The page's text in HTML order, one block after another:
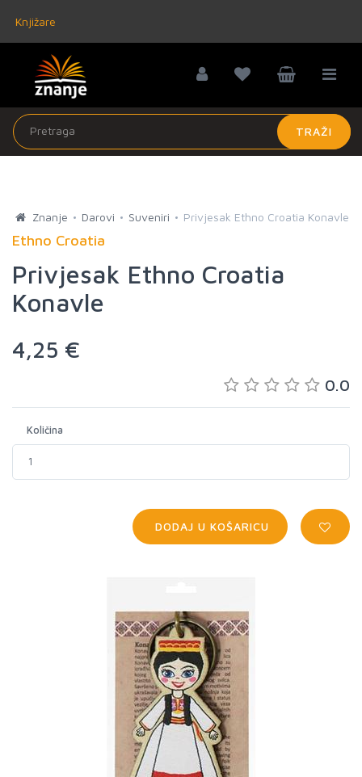
Knjižare
TRAŽI
Znanje Darovi Suveniri Privjesak Ethno Croatia Konavle
Ethno Croatia
Privjesak Ethno Croatia
Konavle
4,25 €
0.0
Količina
DODAJ U KOŠARICU